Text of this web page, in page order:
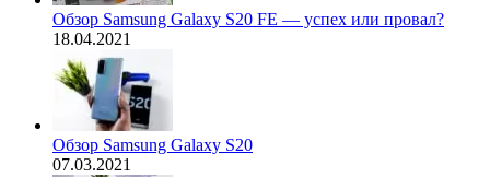
Обзор Samsung Galaxy S20 FE — успех или провал?
18.04.2021
Обзор Samsung Galaxy S20
07.03.2021